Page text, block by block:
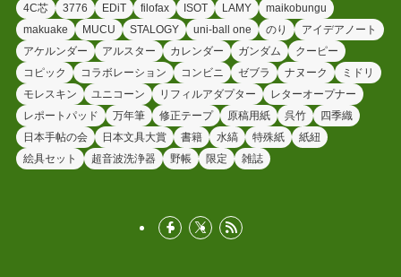
4C芯 3776 EDiT filofax ISOT LAMY
maikobungu
makuake
MUCU STALOGY uni-ball one のり
アイデアノート
アケルンダー
アルスター カレンダー ガンダム
クーピー
コピック
コラボレーション コンビニ ゼブラ ナヌーク
ミドリ
モレスキン
ユニコーン リフィルアダプター
レターオープナー
レポートパッド
万年筆 修正テープ 原稿用紙 呉竹
四季織
日本手帖の会
日本文具大賞 書籍 水縞 特殊紙
紙紐
絵具セット
超音波洗浄器 野帳 限定 雑誌